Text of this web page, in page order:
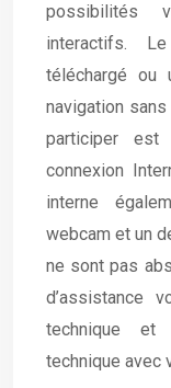
possibilités
interactifs.
téléchargé ou
navigation
participer est
connexion
interne
webcam et un
ne sont pas
d’assistance
technique et
technique avec